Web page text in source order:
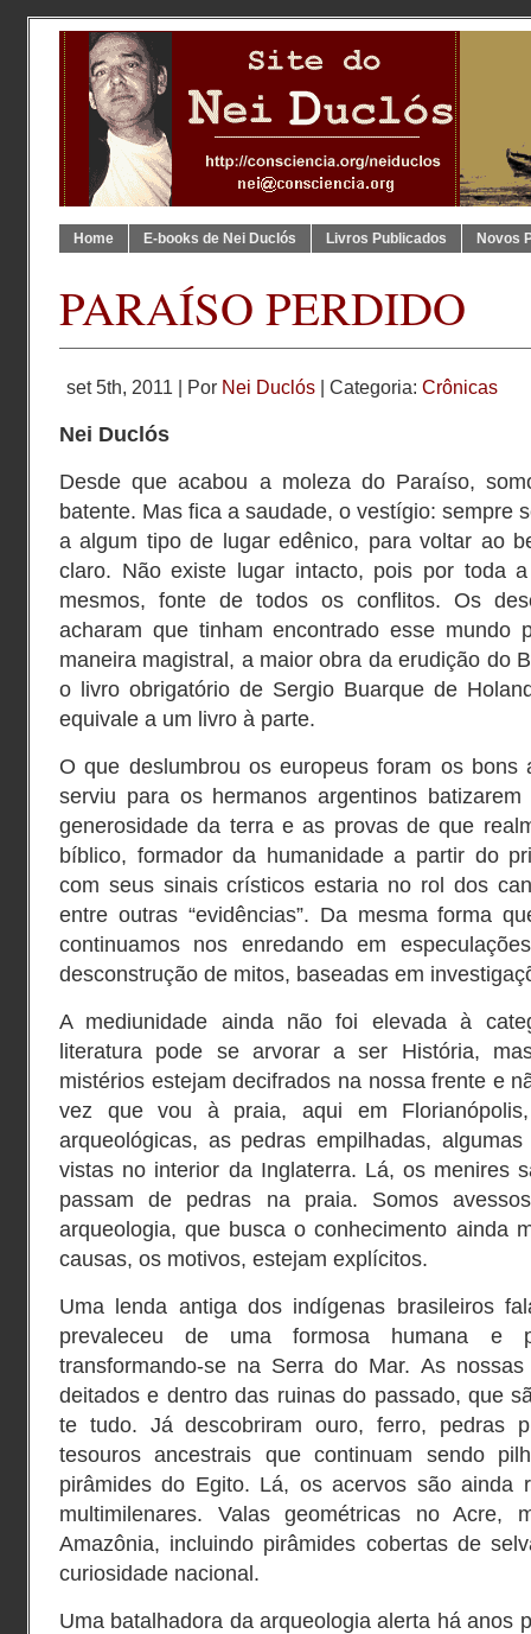
Home E-books de Nei Duclós Livros Publicados Novos
PARAÍSO PERDIDO
set 5th, 2011 | Por Nei Duclós | Categoria: Crônicas
Nei Duclós
Desde que acabou a moleza do Paraíso,
batente. Mas fica a saudade, o vestígio: sempre
a algum tipo de lugar edênico, para voltar ao
claro. Não existe lugar intacto, pois por toda
mesmos, fonte de todos os conflitos. Os
acharam que tinham encontrado esse mundo
maneira magistral, a maior obra da erudição do
o livro obrigatório de Sergio Buarque de
equivale a um livro à parte.
O que deslumbrou os europeus foram os bons
serviu para os hermanos argentinos
generosidade da terra e as provas de que
bíblico, formador da humanidade a partir do
com seus sinais crísticos estaria no rol dos
entre outras “evidências”. Da mesma forma
continuamos nos enredando em
desconstrução de mitos, baseadas em
A mediunidade ainda não foi elevada à
literatura pode se arvorar a ser História,
mistérios estejam decifrados na nossa frente e
vez que vou à praia, aqui em
arqueológicas, as pedras empilhadas,
vistas no interior da Inglaterra. Lá, os menires
passam de pedras na praia. Somos
arqueologia, que busca o conhecimento ainda
causas, os motivos, estejam explícitos.
Uma lenda antiga dos indígenas brasileiros
prevaleceu de uma formosa humana e
transformando-se na Serra do Mar. As
deitados e dentro das ruinas do passado, que
te tudo. Já descobriram ouro, ferro, pedras
tesouros ancestrais que continuam sendo
pirâmides do Egito. Lá, os acervos são ainda
multimilenares. Valas geométricas no Acre,
Amazônia, incluindo pirâmides cobertas de
curiosidade nacional.
Uma batalhadora da arqueologia alerta há anos